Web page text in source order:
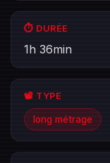
⏱️ DURÉE
1h 36min
📽️ TYPE
long métrage